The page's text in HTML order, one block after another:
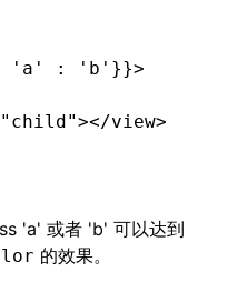
'a' :
'b'}}>
"child"></view>
'a' 或者 'b' 可以达到
的效果。